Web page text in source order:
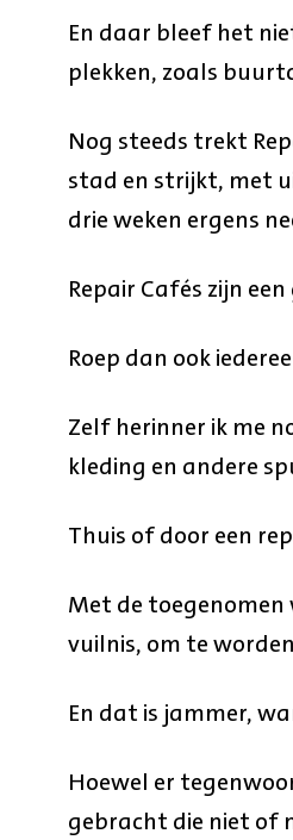
En daar bleef het
plekken, zoals
Nog steeds trekt
stad en strijkt, met
drie weken ergens
Repair Cafés zijn
Roep dan ook
Zelf herinner ik me
kleding en andere
Thuis of door een
Met de
vuilnis, om te
En dat is jammer,
Hoewel er
gebracht die niet of